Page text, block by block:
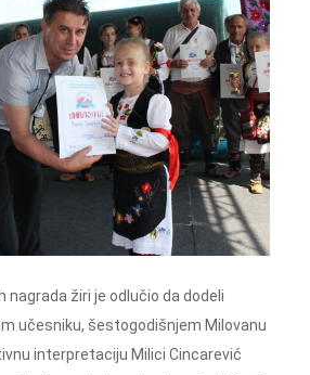
nagrada žiri je odlučio da dodeli
učesniku, šestogodišnjem Milovanu
interpretaciju Milici Cincarević